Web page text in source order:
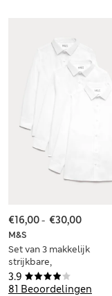
3.9
81 Beoordelingen
M&S
Set van 3 makkelijk
strijkbare,
gemakkelijke
schooloverhemden
€16,00- €30,00